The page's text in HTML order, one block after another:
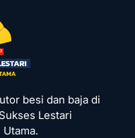
besi dan baja di
Lestari